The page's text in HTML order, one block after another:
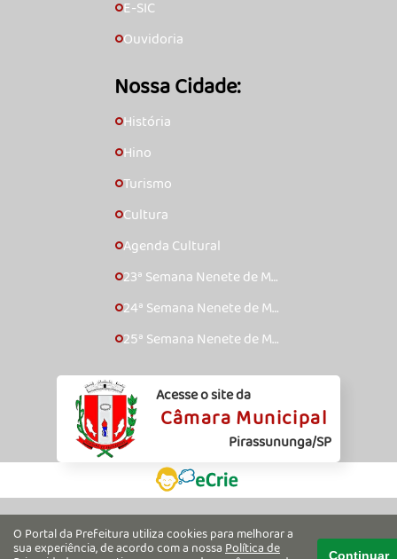
🞇E-SIC
🞇Ouvidoria
Nossa Cidade:
🞇História
🞇Hino
🞇Turismo
🞇Cultura
🞇Agenda Cultural
🞇23ª Semana Nenete de Mú
🞇24ª Semana Nenete de Mú
🞇25ª Semana Nenete de Mú
Acesse o site da
Câmara Municipal
Pirassununga/SP
O Portal da Prefeitura utiliza cookies para melhorar a
sua experiência, de acordo com a nossaPolítica de Continuar